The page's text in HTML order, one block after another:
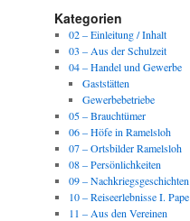
Kategorien
02 – Einleitung / Inhalt
03 – Aus der Schulzeit
04 – Handel und Gewerbe
Gaststätten
Gewerbebetriebe
05 – Brauchtümer
06 – Höfe in Ramelsloh
07 – Ortsbilder Ramelsloh
08 – Persönlichkeiten
09 – Nachkriegsgeschichten
10 – Reiseerlebnisse I. Pape
11 – Aus den Vereinen